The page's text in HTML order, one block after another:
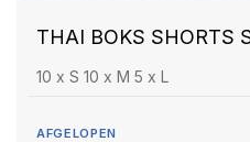
THAI BOKS SHORTS
10 x S 10 x M 5 x L
AFGELOPEN